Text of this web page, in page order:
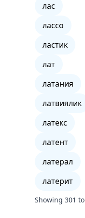
лас
лассо
ластик
лат
латания
латвиялик
латекс
латент
латерал
латерит
Showing 301 to